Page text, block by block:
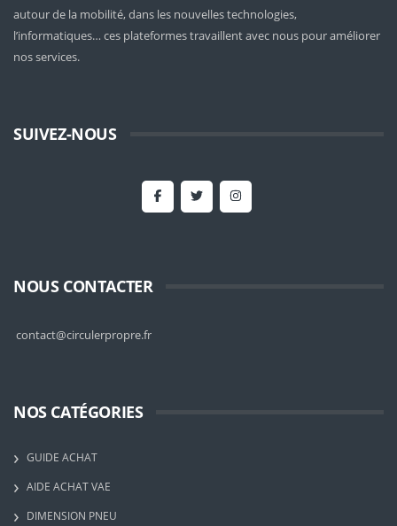
autour de la mobilité, dans les nouvelles technologies,
l’informatiques… ces plateformes travaillent avec nous pour améliorer
nos services.
SUIVEZ-NOUS
NOUS CONTACTER
contact@circulerpropre.fr
NOS CATÉGORIES
GUIDE ACHAT
AIDE ACHAT VAE
DIMENSION PNEU